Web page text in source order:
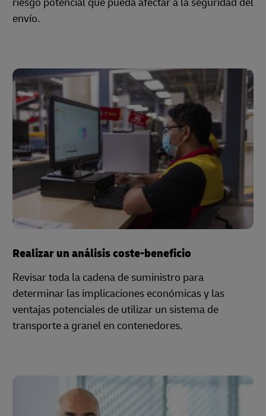
envío.
Realizar un análisis coste-beneficio
Revisar toda la cadena de suministro para
determinar las implicaciones económicas y las
ventajas potenciales de utilizar un sistema de
transporte a granel en contenedores.